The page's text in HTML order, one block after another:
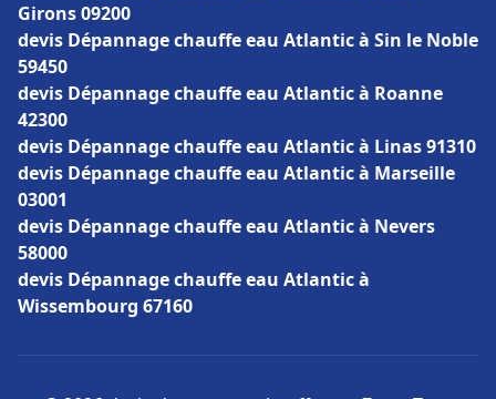
Girons 09200
devis Dépannage chauffe eau Atlantic à Sin le Noble
59450
devis Dépannage chauffe eau Atlantic à Roanne
42300
devis Dépannage chauffe eau Atlantic à Linas 91310
devis Dépannage chauffe eau Atlantic à Marseille
03001
devis Dépannage chauffe eau Atlantic à Nevers
58000
devis Dépannage chauffe eau Atlantic à
Wissembourg 67160